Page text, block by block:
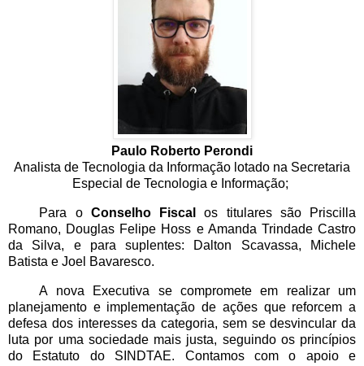
Paulo Roberto Perondi
Analista de Tecnologia da Informação lotado na Secretaria
Especial de Tecnologia e Informação;
Para o Conselho Fiscal
os titulares são Priscilla
Romano, Douglas Felipe Hoss e Amanda Trindade Castro
da Silva, e para suplentes: Dalton Scavassa, Michele
Batista e Joel Bavaresco.
A nova Executiva se compromete em realizar um
planejamento e implementação de ações que reforcem a
defesa dos interesses da categoria, sem se desvincular da
luta por uma sociedade mais justa, seguindo os princípios
do Estatuto do SINDTAE. Contamos com o apoio e